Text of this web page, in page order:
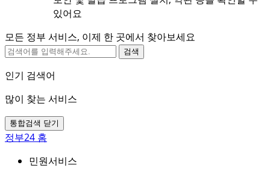
있어요
모든 정부 서비스, 이제 한 곳에서 찾아보세요
검색
인기 검색어
많이 찾는 서비스
통합검색 닫기
정부24 홈
민원서비스